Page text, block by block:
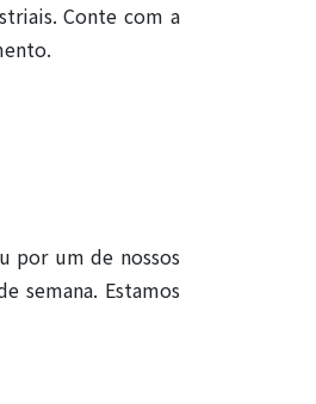
Conte com a
por um de nossos
semana. Estamos